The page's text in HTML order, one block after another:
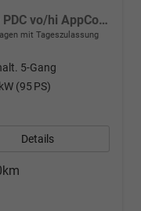
Basis neues Modell 3J Garantie PDC vo/hi AppConnect Dig.Cockpit
mit Tageszulassung
5-Gang
(95 PS)
Details